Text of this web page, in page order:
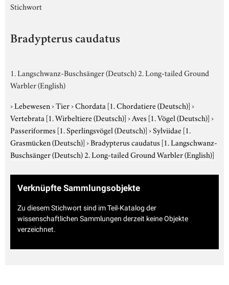
Stichwort
Bradypterus caudatus
1. Langschwanz-Buschsänger (Deutsch) 2. Long-tailed Ground
Warbler (English)
›Lebewesen›Tier›Chordata [1. Chordatiere (Deutsch)]›
Vertebrata [1. Wirbeltiere (Deutsch)]›Aves [1. Vögel (Deutsch)]›
Passeriformes [1. Sperlingsvögel (Deutsch)]›Sylviidae [1.
Grasmücken (Deutsch)]›Bradypterus caudatus [1. Langschwanz-
Buschsänger (Deutsch) 2. Long-tailed Ground Warbler (English)]
Verknüpfte Sammlungsobjekte
Zu diesem Stichwort sind im Teil-Katalog der
wissenschaftlichen Sammlungen derzeit keine Objekte
verzeichnet.